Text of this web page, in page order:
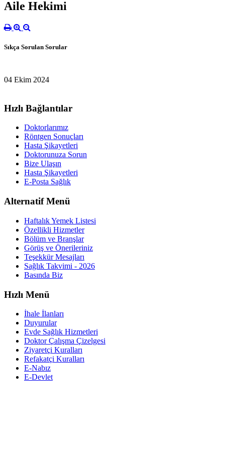
Aile Hekimi
Sıkça Sorulan Sorular
04 Ekim 2024
Hızlı Bağlantılar
Doktorlarımız
Röntgen Sonuçları
Hasta Şikayetleri
Doktorunuza Sorun
Bize Ulaşın
Hasta Şikayetleri
E-Posta Sağlık
Alternatif Menü
Haftalık Yemek Listesi
Özellikli Hizmetler
Bölüm ve Branşlar
Görüş ve Önerileriniz
Teşekkür Mesajları
Sağlık Takvimi - 2026
Basında Biz
Hızlı Menü
İhale İlanları
Duyurular
Evde Sağlık Hizmetleri
Doktor Çalışma Çizelgesi
Ziyaretçi Kuralları
Refakatçi Kuralları
E-Nabız
E-Devlet